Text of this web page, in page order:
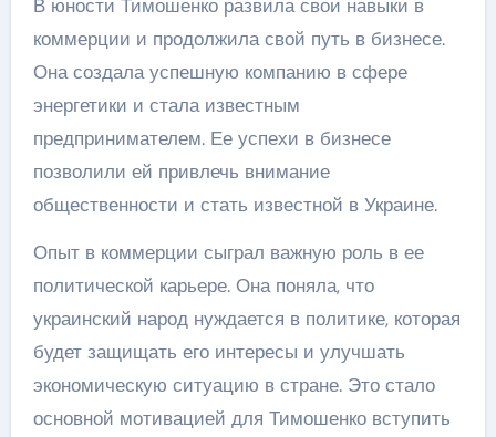
В юности Тимошенко развила свои навыки в
коммерции и продолжила свой путь в бизнесе.
Она создала успешную компанию в сфере
энергетики и стала известным
предпринимателем. Ее успехи в бизнесе
позволили ей привлечь внимание
общественности и стать известной в Украине.
Опыт в коммерции сыграл важную роль в ее
политической карьере. Она поняла, что
украинский народ нуждается в политике, которая
будет защищать его интересы и улучшать
экономическую ситуацию в стране. Это стало
основной мотивацией для Тимошенко вступить